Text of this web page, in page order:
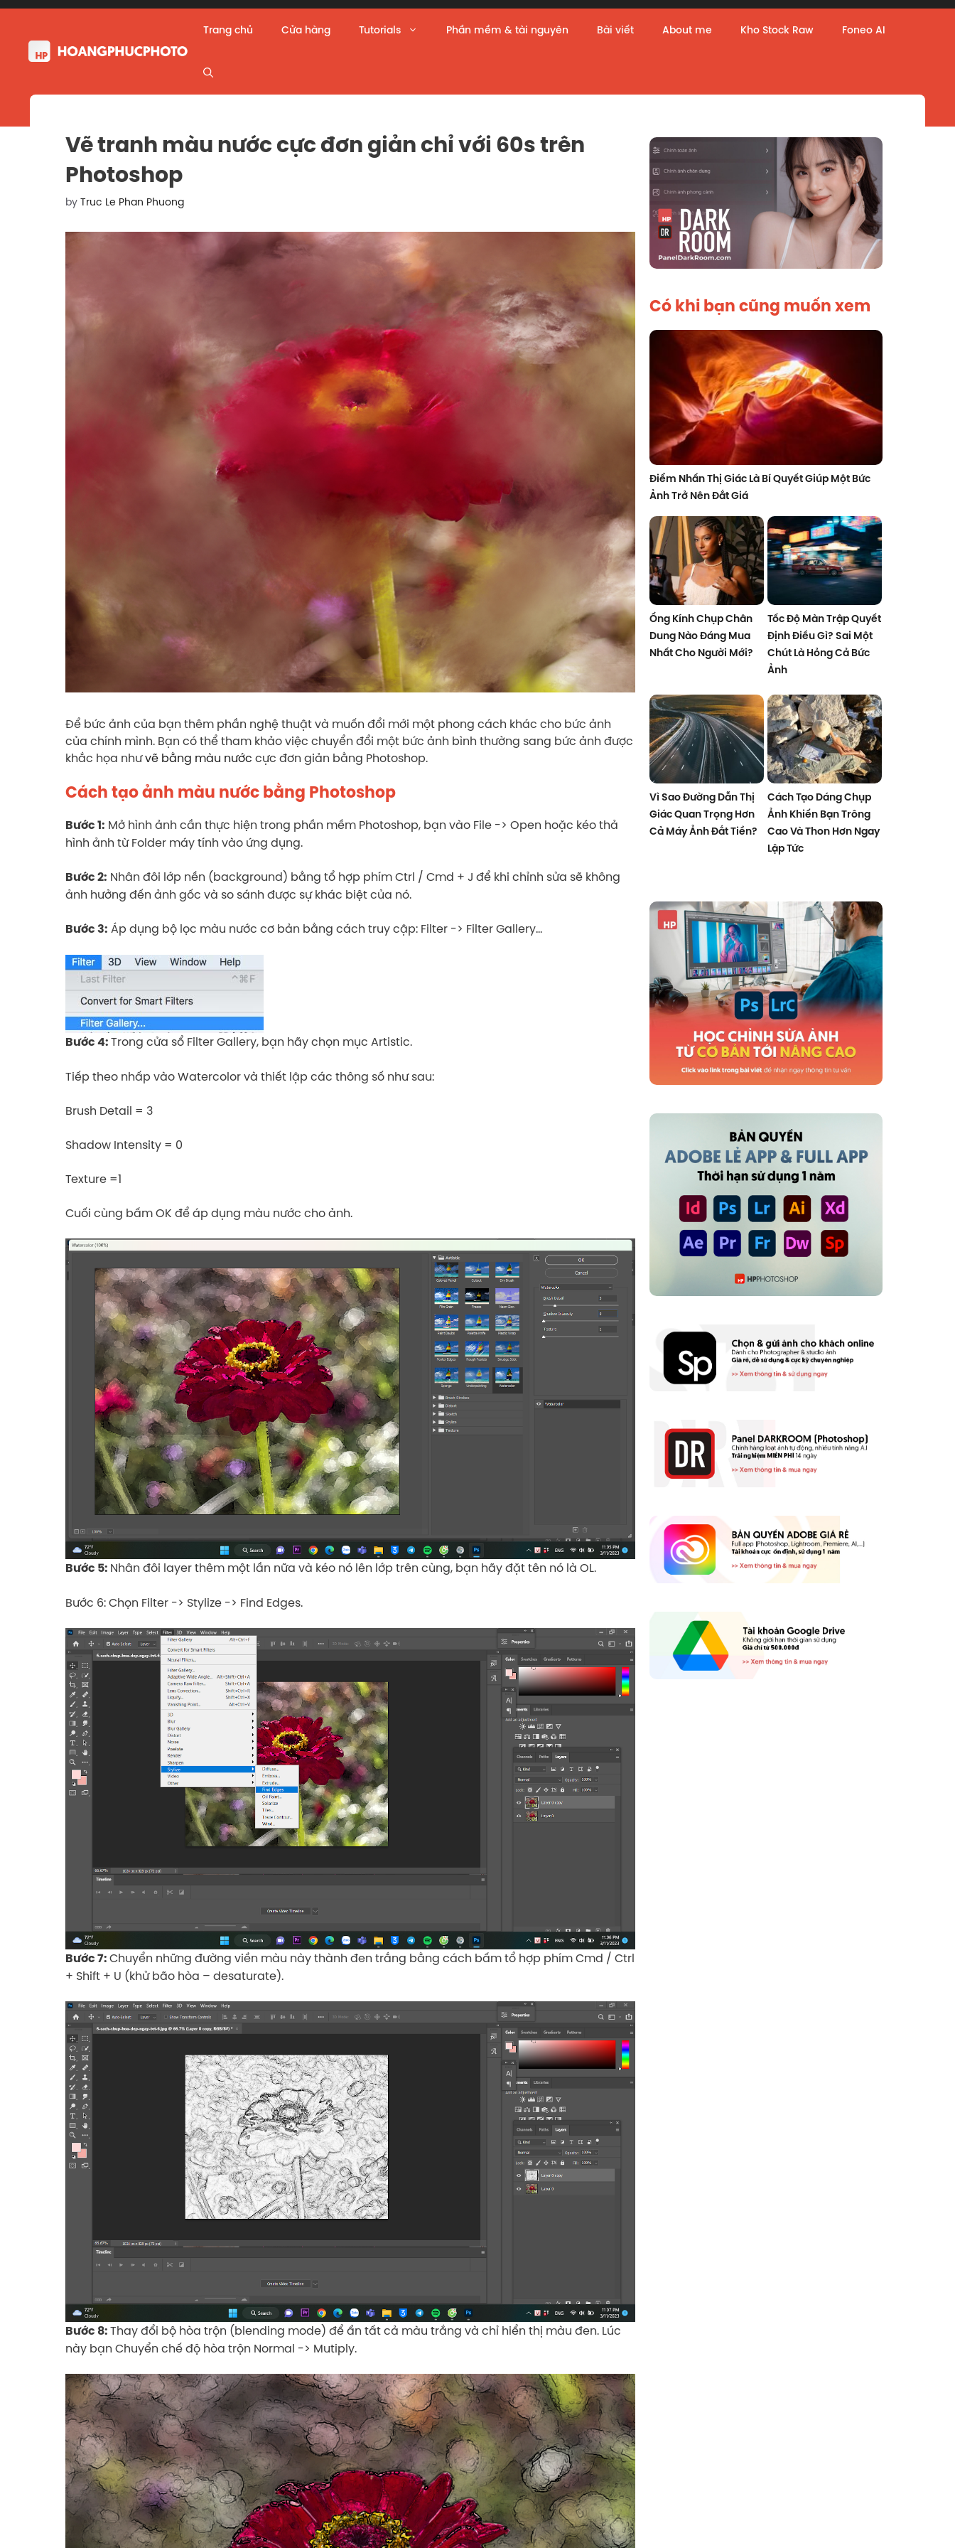
Skip
content
Trang chủ Cửa hàng Tutorials Phần mềm & tài nguyên Bài viết About me Kho Stock Raw Foneo AI
Vẽ tranh màu nước cực đơn giản chỉ với 60s trên
Photoshop
by Truc Le Phan Phuong
Để bức ảnh của bạn thêm phần nghệ thuật và muốn đổi mới một phong cách khác cho bức ảnh
của chính mình. Bạn có thể tham khảo việc chuyển đổi một bức ảnh bình thường sang bức ảnh được
khắc họa nhưvẽ bằng màu nước cực đơn giản bằng Photoshop.
Cách tạo ảnh màu nước bằng Photoshop
Bước 1: Mở hình ảnh cần thực hiện trong phần mềm Photoshop, bạn vào File -> Open hoặc kéo thả
hình ảnh từ Folder máy tính vào ứng dụng.
Bước 2: Nhân đôi lớp nền (background) bằng tổ hợp phím Ctrl / Cmd + J để khi chỉnh sửa sẽ không
ảnh hưởng đến ảnh gốc và so sánh được sự khác biệt của nó.
Bước 3: Áp dụng bộ lọc màu nước cơ bản bằng cách truy cập: Filter -> Filter Gallery…
Bước 4:Trong cửa sổ Filter Gallery, bạn hãy chọn mục Artistic.
Tiếp theo nhấp vào Watercolor và thiết lập các thông số như sau:
Brush Detail = 3
Shadow Intensity = 0
Texture =1
Cuối cùng bấm OK để áp dụng màu nước cho ảnh.
Bước 5: Nhân đôi layer thêm một lần nữa và kéo nó lên lớp trên cùng, bạn hãy đặt tên nó là OL.
Bước 6: Chọn Filter -> Stylize -> Find Edges.
Bước 7:Chuyển những đường viền màu này thành đen trắng bằng cách bấm tổ hợp phím Cmd / Ctrl
+ Shift + U (khử bão hòa – desaturate).
Bước 8:Thay đổi bộ hòa trộn (blending mode) để ẩn tất cả màu trắng và chỉ hiển thị màu đen. Lúc
này bạn Chuyển chế độ hòa trộn Normal -> Mutiply.
Có khi bạn cũng muốn xem
Điểm Nhấn Thị Giác Là Bí Quyết Giúp Một Bức
Ảnh Trở Nên Đắt Giá
Ống Kính Chụp Chân
Dung Nào Đáng Mua
Nhất Cho Người Mới?
Tốc Độ Màn Trập Quyết
Định Điều Gì? Sai Một
Chút Là Hỏng Cả Bức
Ảnh
Vì Sao Đường Dẫn Thị
Giác Quan Trọng Hơn
Cả Máy Ảnh Đắt Tiền?
Cách Tạo Dáng Chụp
Ảnh Khiến Bạn Trông
Cao Và Thon Hơn Ngay
Lập Tức